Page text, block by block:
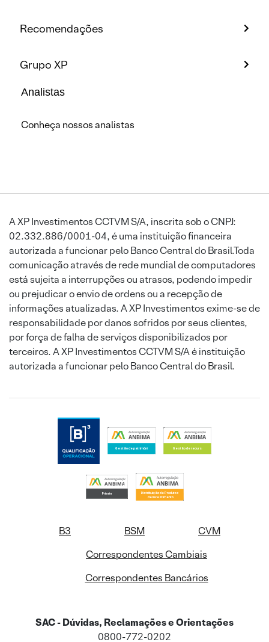
Recomendações
Grupo XP
Analistas
Conheça nossos analistas
A XP Investimentos CCTVM S/A, inscrita sob o CNPJ:
02.332.886/0001-04, é uma instituição financeira
autorizada a funcionar pelo Banco Central do Brasil.Toda
comunicação através de rede mundial de computadores
está sujeita a interrupções ou atrasos, podendo impedir
ou prejudicar o envio de ordens ou a recepção de
informações atualizadas. A XP Investimentos exime-se de
responsabilidade por danos sofridos por seus clientes,
por força de falha de serviços disponibilizados por
terceiros. A XP Investimentos CCTVM S/A é instituição
autorizada a funcionar pelo Banco Central do Brasil.
B3 BSM
CVM
Correspondentes Cambiais
Correspondentes Bancários
SAC - Dúvidas, Reclamações e Orientações
0800-772-0202